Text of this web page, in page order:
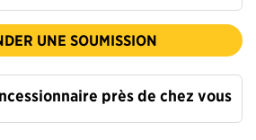
UNE SOUMISSION
près de chez vous